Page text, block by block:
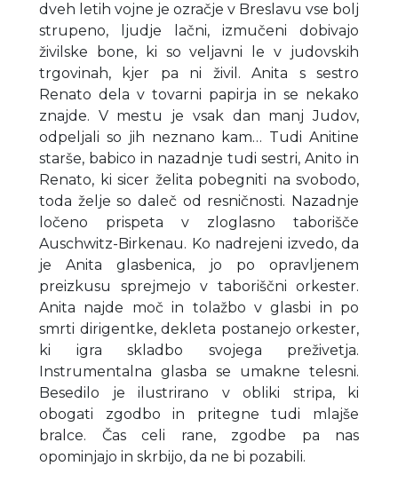
dveh letih vojne je ozračje v Breslavu vse bolj
strupeno, ljudje lačni, izmučeni dobivajo
živilske bone, ki so veljavni le v judovskih
trgovinah, kjer pa ni živil. Anita s sestro
Renato dela v tovarni papirja in se nekako
znajde. V mestu je vsak dan manj Judov,
odpeljali so jih neznano kam… Tudi Anitine
starše, babico in nazadnje tudi sestri, Anito in
Renato, ki sicer želita pobegniti na svobodo,
toda želje so daleč od resničnosti. Nazadnje
ločeno prispeta v zloglasno taborišče
Auschwitz-Birkenau. Ko nadrejeni izvedo, da
je Anita glasbenica, jo po opravljenem
preizkusu sprejmejo v taboriščni orkester.
Anita najde moč in tolažbo v glasbi in po
smrti dirigentke, dekleta postanejo orkester,
ki igra skladbo svojega preživetja.
Instrumentalna glasba se umakne telesni.
Besedilo je ilustrirano v obliki stripa, ki
obogati zgodbo in pritegne tudi mlajše
bralce. Čas celi rane, zgodbe pa nas
opominjajo in skrbijo, da ne bi pozabili.